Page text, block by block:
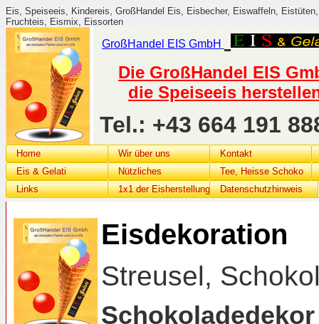
Eis, Speiseeis, Kindereis, GroßHandel Eis, Eisbecher, Eiswaffeln,
Fruchteis, Eismix, Eissorten
GroßHandel EIS GmbH
Die GroßHandel EIS
die Speiseeis
Tel.: +43 664 191
Home Wir über uns
Kontakt
Eis & Gelati
Nützliches
Tee, Heisse Schoko
Links
1x1 der Eisherstellung Datenschutzhinweis
Eisdekoration
Streusel,
Schokoladedekor